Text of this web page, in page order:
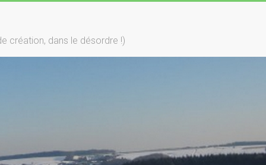
création, dans le désordre !)